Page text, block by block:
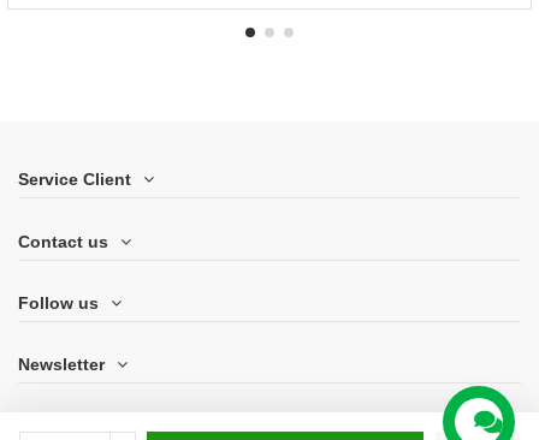
Service Client
Contact us
Follow us
Newsletter